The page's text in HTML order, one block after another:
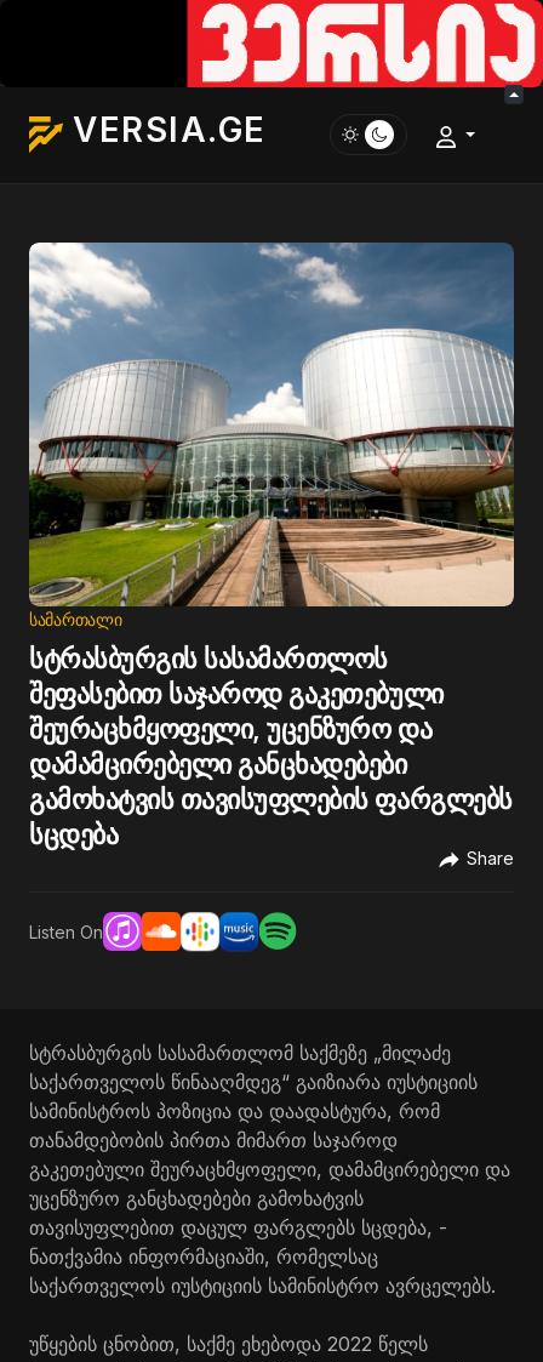
VERSIA.GE
ᲡᲐᲛᲐᲠᲗᲐᲚᲘ
სტრასბურგის სასამართლოს
შეფასებით საჯაროდ გაკეთებული
შეურაცხმყოფელი, უცენზურო და
დამამცირებელი განცხადებები
გამოხატვის თავისუფლების ფარგლებს
სცდება
Share
Listen On
სტრასბურგის სასამართლომ საქმეზე „მილაძე
საქართველოს წინააღმდეგ“ გაიზიარა იუსტიციის
სამინისტროს პოზიცია და დაადასტურა, რომ
თანამდებობის პირთა მიმართ საჯაროდ
გაკეთებული შეურაცხმყოფელი, დამამცირებელი და
უცენზურო განცხადებები გამოხატვის
თავისუფლებით დაცულ ფარგლებს სცდება, -
ნათქვამია ინფორმაციაში, რომელსაც
საქართველოს იუსტიციის სამინისტრო ავრცელებს.
უწყების ცნობით, საქმე ეხებოდა 2022 წელს